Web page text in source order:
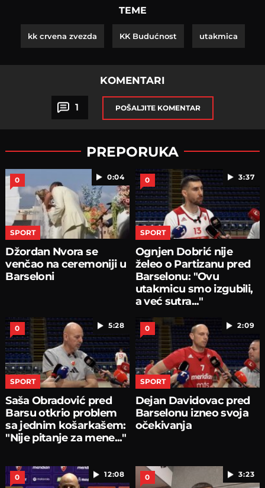
TEME
kk crvena zvezda KK Budućnost utakmica
KOMENTARI
1 POŠALJITE KOMENTAR
PREPORUKA
0:04
0
SPORT
Džordan Nvora se
venčao na ceremoniji u
Barseloni
3:37
0
SPORT
Ognjen Dobrić nije
želeo o Partizanu pred
Barselonu: "Ovu
utakmicu smo izgubili,
a već sutra..."
5:28
0
SPORT
Saša Obradović pred
Barsu otkrio problem
sa jednim košarkašem:
"Nije pitanje za mene..."
2:09
0
SPORT
Dejan Davidovac pred
Barselonu izneo svoja
očekivanja
12:08
0 3:23
0